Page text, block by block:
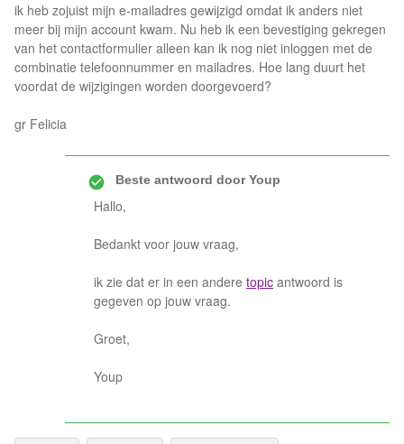
ik heb zojuist mijn e-mailadres gewijzigd omdat ik anders niet
meer bij mijn account kwam. Nu heb ik een bevestiging gekregen
van het contactformulier alleen kan ik nog niet inloggen met de
combinatie telefoonnummer en mailadres. Hoe lang duurt het
voordat de wijzigingen worden doorgevoerd?
gr Felicia
Beste antwoord doorYoup
Hallo,
Bedankt voor jouw vraag,
ik zie dat er in een andere topic antwoord is
gegeven op jouw vraag.
Groet,
Youp